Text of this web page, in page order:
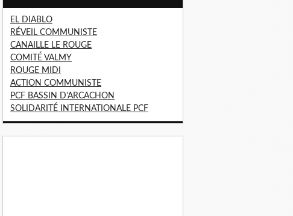
EL DIABLO
RÉVEIL COMMUNISTE
CANAILLE LE ROUGE
COMITÉ VALMY
ROUGE MIDI
ACTION COMMUNISTE
PCF BASSIN D'ARCACHON
SOLIDARITÉ INTERNATIONALE PCF